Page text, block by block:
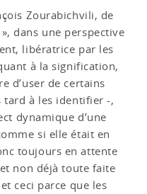
Zourabichvili, de
dans une perspective
libératrice par les
à la signification,
d’user de certains
tard à les identifier -,
dynamique d’une
si elle était en
toujours en attente
non déjà toute faite
ceci parce que les